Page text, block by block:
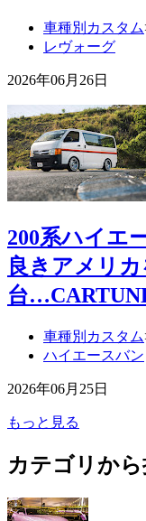
車種別カスタム
レヴォーグ
2026年06月26日
200系ハイエ
良きアメリ
台
車種別カスタム
ハイエースバン
2026年06月25日
もっと見る
カテゴリか